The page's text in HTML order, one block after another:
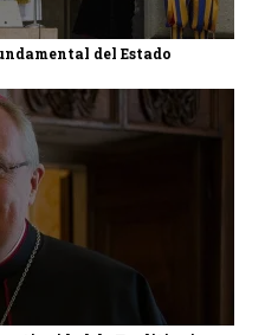
del Estado